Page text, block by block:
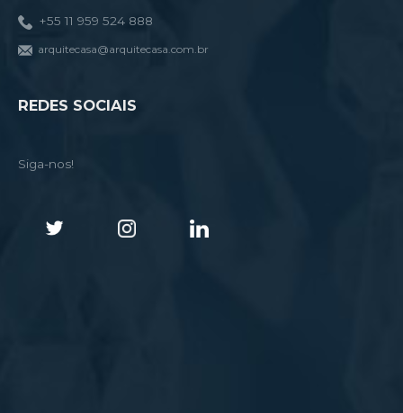
+55 11 959 524 888
arquitecasa@arquitecasa.com.br
REDES SOCIAIS
Siga-nos!